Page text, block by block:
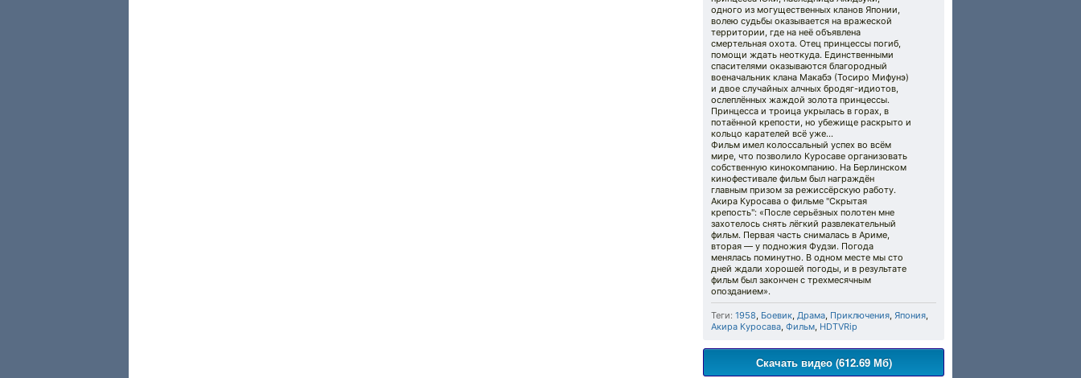
одного из могущественных кланов Японии,
волею судьбы оказывается на вражеской
территории, где на неё объявлена
смертельная охота. Отец принцессы погиб,
помощи ждать неоткуда. Единственными
спасителями оказываются благородный
военачальник клана Макабэ (Тосиро Мифунэ)
и двое случайных алчных бродяг-идиотов,
ослеплённых жаждой золота принцессы.
Принцесса и троица укрылась в горах, в
потаённой крепости, но убежище раскрыто и
кольцо карателей всё уже…
Фильм имел колоссальный успех во всём
мире, что позволило Куросаве организовать
собственную кинокомпанию. На Берлинском
кинофестивале фильм был награждён
главным призом за режиссёрскую работу.
Акира Куросава о фильме "Скрытая
крепость": «После серьёзных полотен мне
захотелось снять лёгкий развлекательный
фильм. Первая часть снималась в Ариме,
вторая ― у подножия Фудзи. Погода
менялась поминутно. В одном месте мы сто
дней ждали хорошей погоды, и в результате
фильм был закончен с трехмесячным
опозданием».
Теги: 1958 Боевик Драма Приключения Япония
Акира Куросава Фильм HDTVRip
Скачать видео (612.69 Мб)